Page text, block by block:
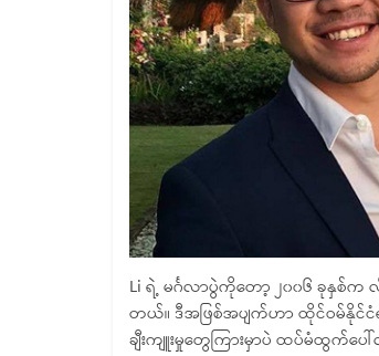
Li ရဲ့ မင်္ဂလာပွဲကိုတော့ ၂၀၀၆ ခုနှစ်က
တယ်။ ဒီအဖြစ်အပျက်ဟာ ထိုင်ဝမ်နို
ချီးကျူးမှုတွေကြားမှာပဲ ထပ်မံထွက်ပေ